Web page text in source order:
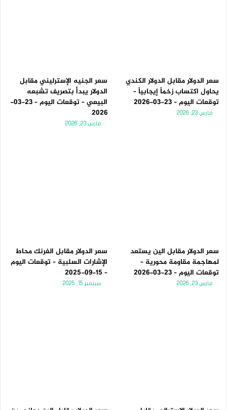
سعر الدولار مقابل الدولار الكندي
يحاول اكتساب زخماً إيجابياً –
توقعات اليوم – 23-03-2026
مارس 23, 2026
سعر الجنيه الإسترليني مقابل
الدولار يبدأ بتصريف تشبعه
البيعي – توقعات اليوم – 23-03-
2026
مارس 23, 2026
سعر الدولار مقابل الين يستعد
لمهاجمة مقاومة محورية –
توقعات اليوم – 23-03-2026
مارس 23, 2026
سعر الدولار مقابل الفرنك محاط
الإشارات السلبية – توقعات اليوم
– 15-09-2025
سبتمبر 15, 2025